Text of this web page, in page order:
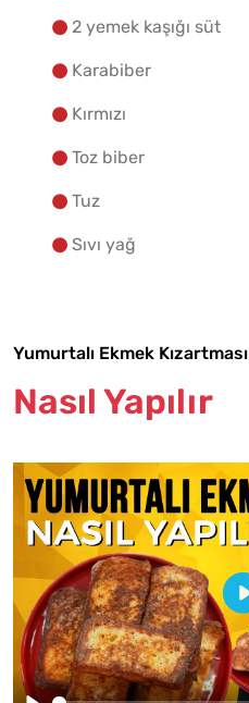
2 yemek kaşığı süt
Karabiber
Kırmızı
Toz biber
Tuz
Sıvı yağ
Yumurtalı Ekmek Kızartması
Nasıl Yapılır